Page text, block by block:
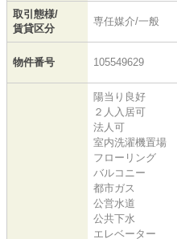
取引態様/
賃貸区分
専任媒介/一般
物件番号 105549629
陽当り良好
２人入居可
法人可
室内洗濯機置場
フローリング
バルコニー
都市ガス
公営水道
公共下水
エレベーター